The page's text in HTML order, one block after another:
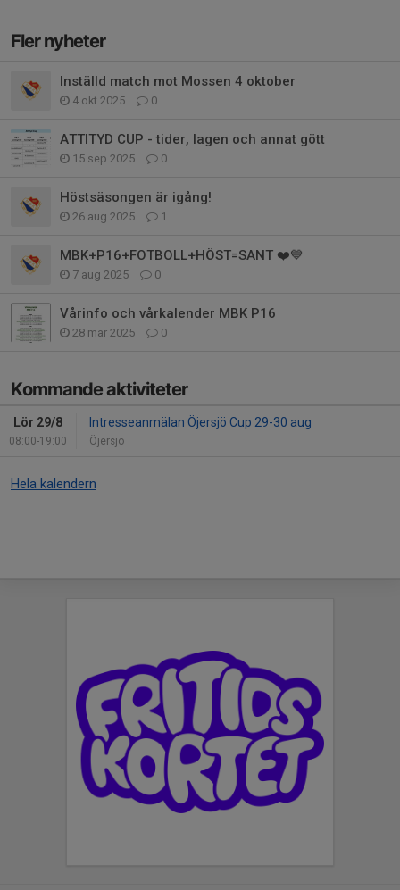
Fler nyheter
Inställd match mot Mossen 4 oktober
4 okt 2025 0
ATTITYD CUP - tider, lagen och annat gött
15 sep 2025 0
Höstsäsongen är igång!
26 aug 2025 1
MBK+P16+FOTBOLL+HÖST=SANT ❤️💙
7 aug 2025 0
Vårinfo och vårkalender MBK P16
28 mar 2025 0
Kommande aktiviteter
Lör 29/8
08:00-19:00
Intresseanmälan Öjersjö Cup 29-30 aug
Öjersjö
Hela kalendern